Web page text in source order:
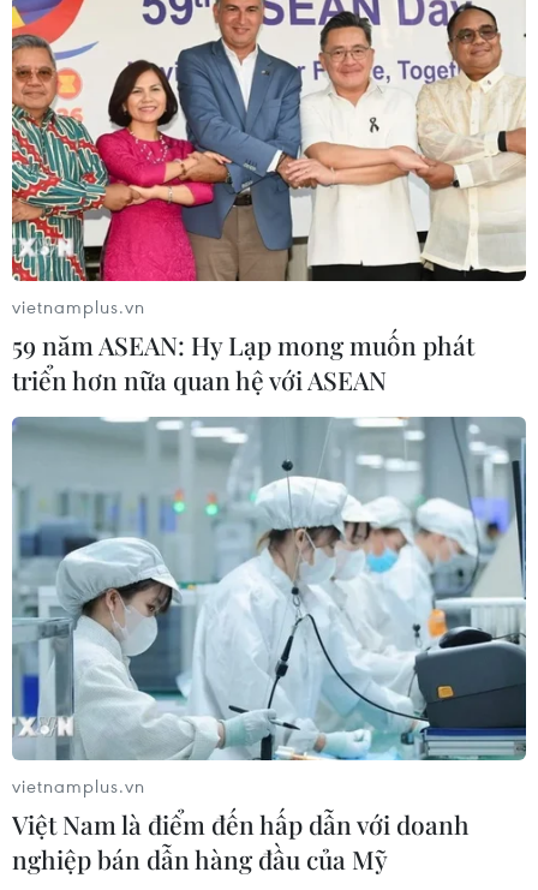
vietnamplus.vn
59 năm ASEAN: Hy Lạp mong muốn phát
triển hơn nữa quan hệ với ASEAN
vietnamplus.vn
Việt Nam là điểm đến hấp dẫn với doanh
nghiệp bán dẫn hàng đầu của Mỹ